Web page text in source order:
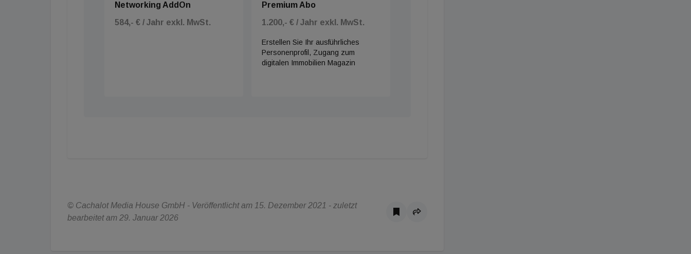
Networking AddOn
584,- € / Jahr exkl. MwSt.
Premium Abo
1.200,- € / Jahr exkl. MwSt.
Erstellen Sie Ihr ausführliches
Personenprofil, Zugang zum
digitalen Immobilien Magazin
© Cachalot Media House GmbH - Veröffentlicht am 15. Dezember 2021 - zuletzt
bearbeitet am 29. Januar 2026